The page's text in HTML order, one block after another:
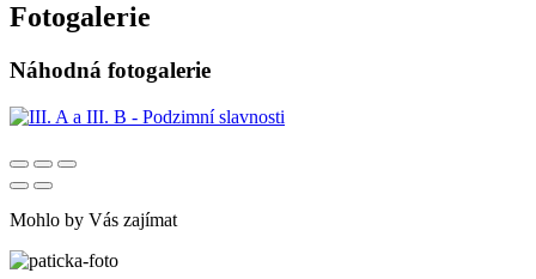
Fotogalerie
Náhodná fotogalerie
Mohlo by Vás zajímat